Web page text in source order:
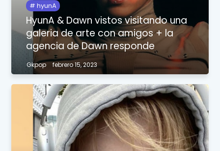
hyunA
HyunA & Dawn vistos visitando una
galeria de arte con amigos + la
agencia de Dawn responde
Gkpop febrero 15, 2023